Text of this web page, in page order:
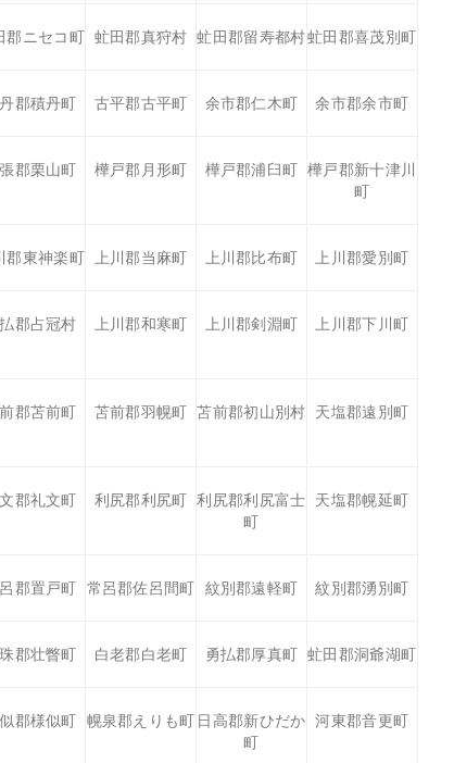
郡ニセコ町 虻田郡真狩村 虻田郡留寿都村虻田郡喜茂別町
郡積丹町 古平郡古平町 余市郡仁木町 余市郡余市町
郡栗山町 樺戸郡月形町 樺戸郡浦臼町 樺戸郡新十津川
町
郡東神楽町 上川郡当麻町 上川郡比布町 上川郡愛別町
郡占冠村 上川郡和寒町 上川郡剣淵町 上川郡下川町
郡苫前町 苫前郡羽幌町 苫前郡初山別村 天塩郡遠別町
郡礼文町 利尻郡利尻町 利尻郡利尻富士
町
天塩郡幌延町
郡置戸町 常呂郡佐呂間町 紋別郡遠軽町 紋別郡湧別町
郡壮瞥町 白老郡白老町 勇払郡厚真町 虻田郡洞爺湖町
郡様似町 幌泉郡えりも町 日高郡新ひだか
町
河東郡音更町